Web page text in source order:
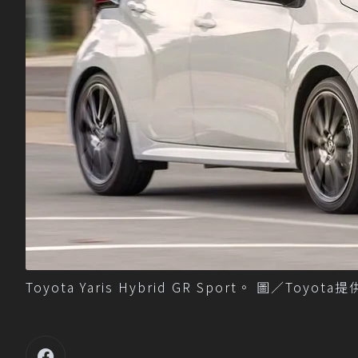
Toyota Yaris Hybrid GR Sport。 圖／Toyota提